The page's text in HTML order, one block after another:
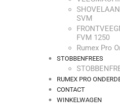
SVM
FVM 1250
Rumex Pro
STOBBENFREES
RUMEX PRO
CONTACT
WINKELWAGEN